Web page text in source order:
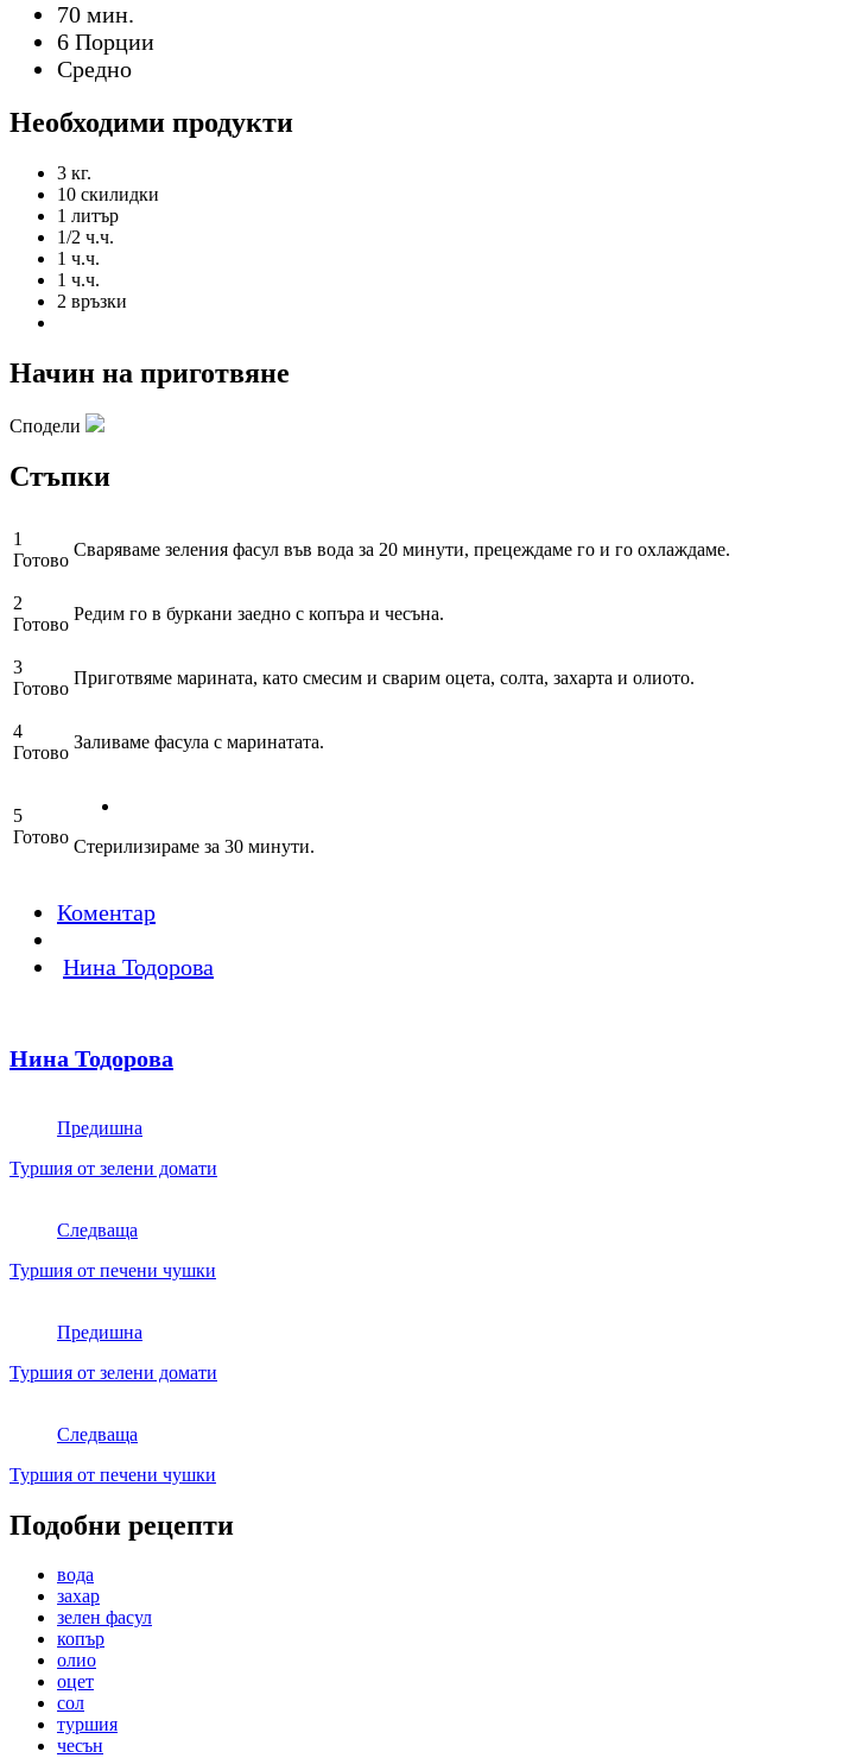
70 мин.
6 Порции
Средно
Необходими продукти
3 кг.
10 скилидки
1 литър
1/2 ч.ч.
1 ч.ч.
1 ч.ч.
2 връзки
Начин на приготвяне
Сподели
Стъпки
1
Готово
Сваряваме зеления фасул във вода за 20 минути, прецеждаме го и го охлаждаме.
2
Готово
Редим го в буркани заедно с копъра и чесъна.
3
Готово
Приготвяме марината, като смесим и сварим оцета, солта, захарта и олиото.
4
Готово
Заливаме фасула с маринатата.
5
Готово Стерилизираме за 30 минути.
Коментар
Нина Тодорова
Нина Тодорова
Предишна
Туршия от зелени домати
Следваща
Туршия от печени чушки
Предишна
Туршия от зелени домати
Следваща
Туршия от печени чушки
Подобни рецепти
вода
захар
зелен фасул
копър
олио
оцет
сол
туршия
чесън